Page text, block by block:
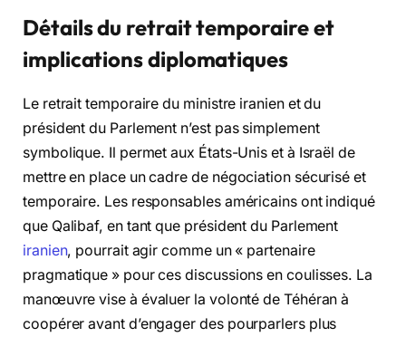
Détails du retrait temporaire et
implications diplomatiques
Le retrait temporaire du ministre iranien et du
président du Parlement n’est pas simplement
symbolique. Il permet aux États-Unis et à Israël de
mettre en place un cadre de négociation sécurisé et
temporaire. Les responsables américains ont indiqué
que Qalibaf, en tant que président du Parlement
iranien, pourrait agir comme un « partenaire
pragmatique » pour ces discussions en coulisses. La
manœuvre vise à évaluer la volonté de Téhéran à
coopérer avant d’engager des pourparlers plus